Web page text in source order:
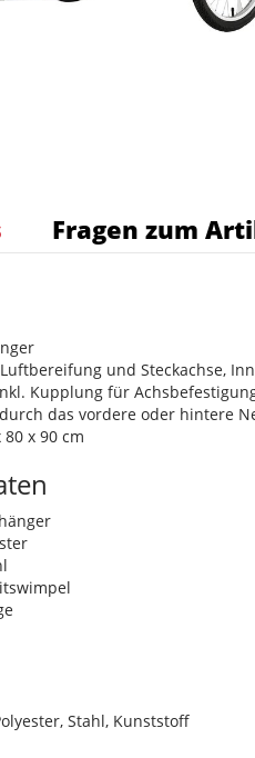
Fragen zum
und Steckachse,
Kupplung für
das vordere oder hintere
x 90 cm
Stahl, Kunststoff